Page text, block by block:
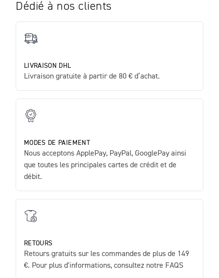
Dédié à nos clients
LIVRAISON DHL
Livraison gratuite à partir de 80 € d’achat.
MODES DE PAIEMENT
Nous acceptons ApplePay, PayPal, GooglePay ainsi
que toutes les principales cartes de crédit et de
débit.
RETOURS
Retours gratuits sur les commandes de plus de 149
€. Pour plus d'informations, consultez notre FAQS